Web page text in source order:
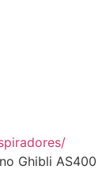
Ghibli AS400